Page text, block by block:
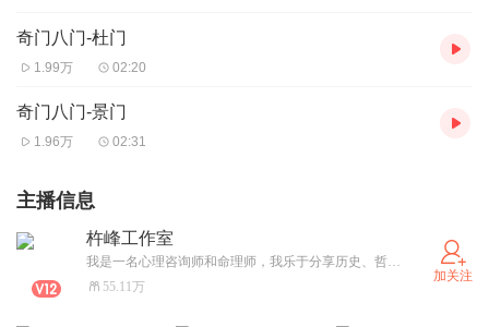
奇门八门-杜门
1.99万 02:20
奇门八门-景门
1.96万 02:31
主播信息
杵峰工作室
我是一名心理咨询师和命理师，我乐于分享历史、哲学、心理、培训、优秀文学等方面的作品！
55.11万
加关注